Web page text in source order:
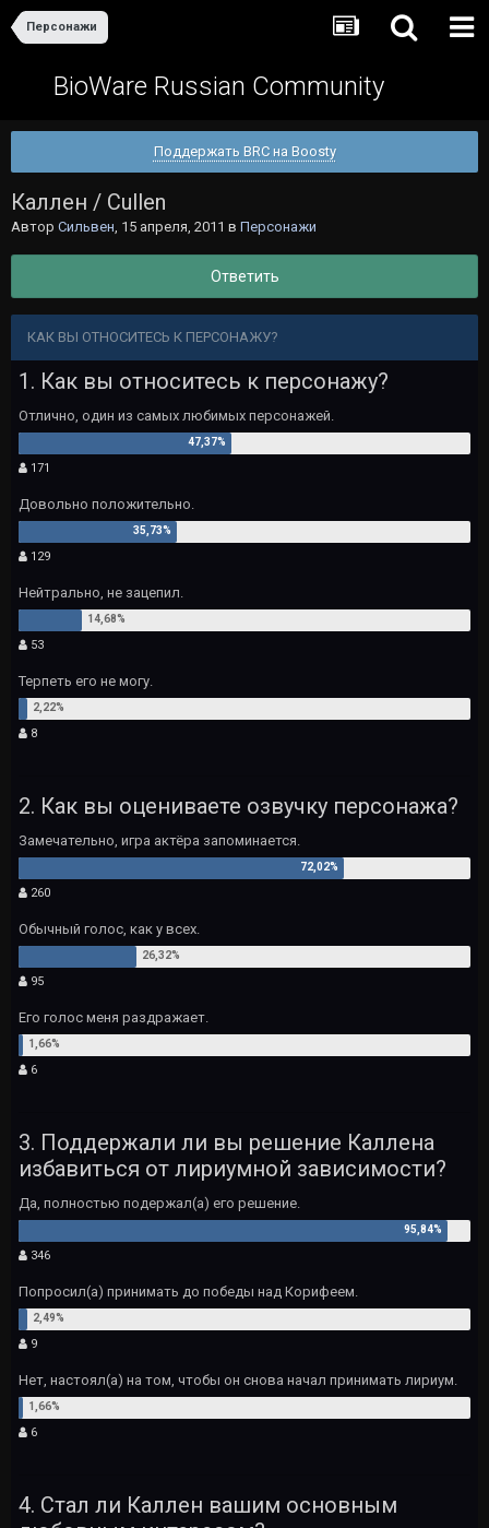
Персонажи
BioWare Russian Community
Поддержать BRC на Boosty
Каллен / Cullen
Автор Сильвен, 15 апреля, 2011 в Персонажи
Ответить
КАК ВЫ ОТНОСИТЕСЬ К ПЕРСОНАЖУ?
1. Как вы относитесь к персонажу?
Отлично, один из самых любимых персонажей.
171
Довольно положительно.
129
Нейтрально, не зацепил.
53
Терпеть его не могу.
8
2. Как вы оцениваете озвучку персонажа?
Замечательно, игра актёра запоминается.
260
Обычный голос, как у всех.
95
Его голос меня раздражает.
6
3. Поддержали ли вы решение Каллена
избавиться от лириумной зависимости?
Да, полностью подержал(а) его решение.
346
Попросил(а) принимать до победы над Корифеем.
9
Нет, настоял(а) на том, чтобы он снова начал принимать лириум.
6
4. Стал ли Каллен вашим основным